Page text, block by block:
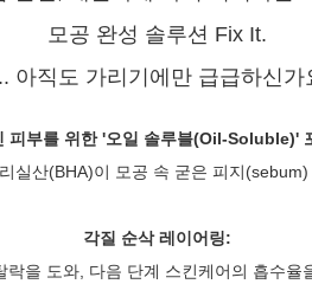
모공 완성 솔루션 Fix It.
아직도 가리기에만 급급하신
피부를 위한 '오일 솔루블(Oil-Soluble)'
실산(BHA)이 모공 속 굳은 피지
각질 순삭 레이어링:
을 도와, 다음 단계 스킨케어의 흡수율